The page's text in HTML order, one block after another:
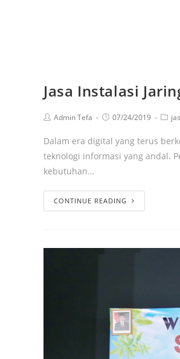
Jasa Instalasi
Admin Tefa 07/24/2019
Dalam era digital yang terus
teknologi informasi yang andal.
kebutuhan…
CONTINUE READING